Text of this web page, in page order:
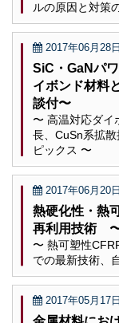
ルの原因と対策
2017年06月28
SiC・GaNパ
イボンド材料
談付〜
〜 高温対応ダイ
長、CuSn系拡
ピックス 〜
2017年06月20
熱硬化性・熱
再利用技術
〜 熱可塑性
での最新技術、
2017年05月17